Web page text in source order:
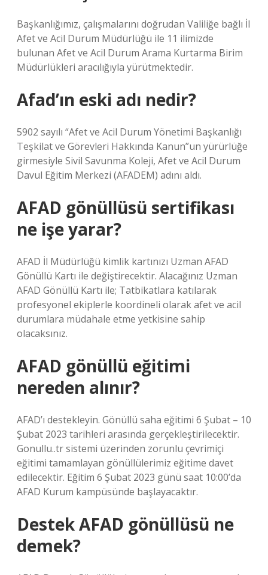
Başkanlığımız, çalışmalarını doğrudan Valiliğe bağlı İl
Afet ve Acil Durum Müdürlüğü ile 11 ilimizde
bulunan Afet ve Acil Durum Arama Kurtarma Birim
Müdürlükleri aracılığıyla yürütmektedir.
Afad’ın eski adı nedir?
5902 sayılı “Afet ve Acil Durum Yönetimi Başkanlığı
Teşkilat ve Görevleri Hakkında Kanun”un yürürlüğe
girmesiyle Sivil Savunma Koleji, Afet ve Acil Durum
Davul Eğitim Merkezi (AFADEM) adını aldı.
AFAD gönüllüsü sertifikası
ne işe yarar?
AFAD İl Müdürlüğü kimlik kartınızı Uzman AFAD
Gönüllü Kartı ile değiştirecektir. Alacağınız Uzman
AFAD Gönüllü Kartı ile; Tatbikatlara katılarak
profesyonel ekiplerle koordineli olarak afet ve acil
durumlara müdahale etme yetkisine sahip
olacaksınız.
AFAD gönüllü eğitimi
nereden alınır?
AFAD’ı destekleyin. Gönüllü saha eğitimi 6 Şubat – 10
Şubat 2023 tarihleri ​​arasında gerçekleştirilecektir.
Gonullu..tr sistemi üzerinden zorunlu çevrimiçi
eğitimi tamamlayan gönüllülerimiz eğitime davet
edilecektir. Eğitim 6 Şubat 2023 günü saat 10:00’da
AFAD Kurum kampüsünde başlayacaktır.
Destek AFAD gönüllüsü ne
demek?